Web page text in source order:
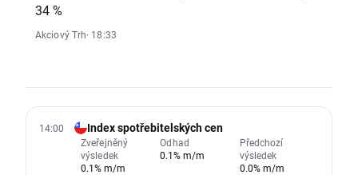
34 %
Akciový Trh· 18:33
14:00 Index spotřebitelských cen
Zveřejněný
výsledek
0.1% m/m
Odhad
0.1% m/m
Předchozí
výsledek
0.0% m/m